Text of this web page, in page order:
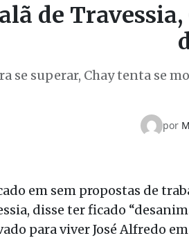
de
se superar, Chay tenta se
por
em sem propostas de
disse ter ficado
para viver José Alfredo